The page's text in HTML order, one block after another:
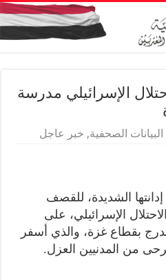
الإسرائيلي مدرسة
البيانات الصحفية, خبر عاجل
الشديدة، للقصف
الإسرائيلي، على
بقطاع غزة، والذي أسفر
من المدنيين العزل.